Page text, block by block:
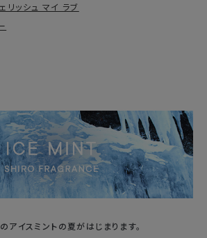
リッシュ マイ ラブ
イスミントの夏がはじまります。